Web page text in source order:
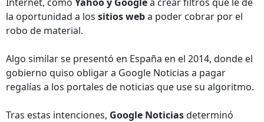
la oportunidad a los sitios weba poder cobrar por el
robo de material.
Algo similar se presentó en España en el 2014, donde el
gobierno quiso obligar a Google Noticias a pagar
regalías a los portales de noticias que use su algoritmo.
Tras estas intenciones, Google Noticiasdeterminó